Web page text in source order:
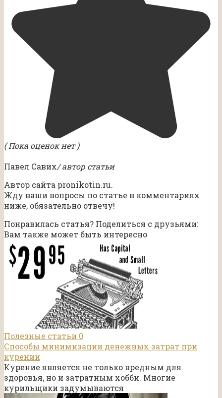
( Пока оценок нет )
Павел Савих/ автор статьи
Автор сайта pronikotin.ru.
Жду ваши вопросы по статье в комментариях
ниже, обязательно отвечу!
Понравилась статья? Поделиться с друзьями:
Вам также может быть интересно
Полезные статьи 0
Способы минимизации денежных затрат при
курении
Курение является не только вредным для
здоровья, но и затратным хобби. Многие
курильщики задумываются